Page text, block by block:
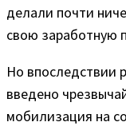
делали почти
свою заработную
Но впоследствии
введено
мобилизация на